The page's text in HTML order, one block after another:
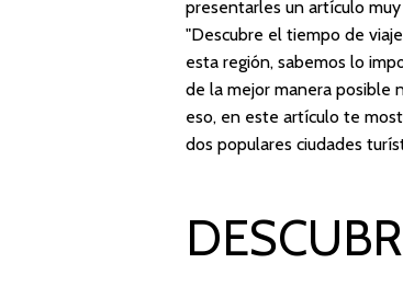
presentarles un artículo
"Descubre el tiempo de
esta región, sabemos lo
de la mejor manera posible
eso, en este artículo te
dos populares ciudades